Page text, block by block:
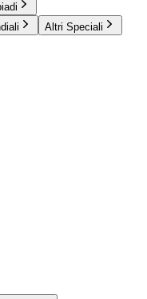
Altri Speciali